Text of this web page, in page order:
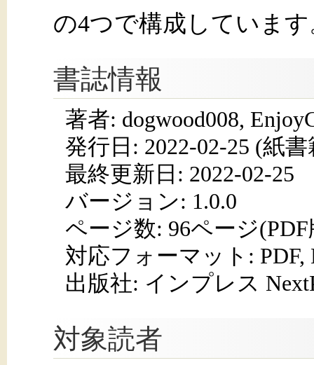
の4つで構成しています
書誌情報
著者: dogwood008,
発行日: 2022-02-25 (紙書
最終更新日: 2022-02-25
バージョン: 1.0.0
ページ数: 96ページ
対応フォーマット: PDF,
出版社: インプレス
対象読者